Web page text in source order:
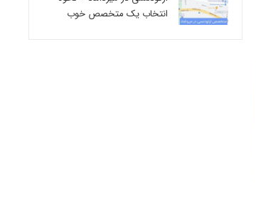
انتخاب یک متخصص خوب